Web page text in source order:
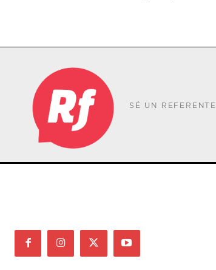
SÉ UN REFERENTE